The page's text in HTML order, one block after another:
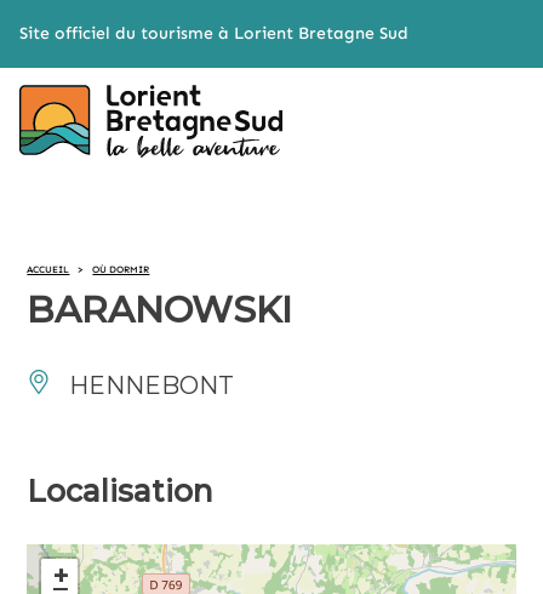
Site officiel du tourisme à Lorient Bretagne Sud
ACCUEIL > OÙ DORMIR
BARANOWSKI
HENNEBONT
Localisation
+